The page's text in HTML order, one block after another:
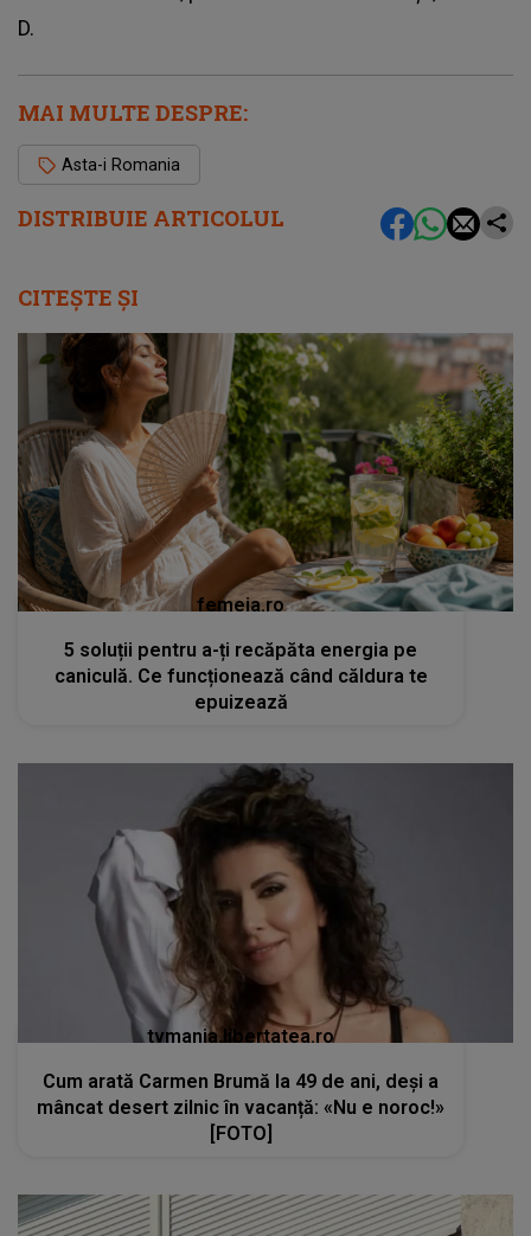
DISTRIBUIE ARTICOLUL
D.
MAI MULTE DESPRE:
Asta-i Romania
CITEȘTE ȘI
femeia.ro
5 soluții pentru a-ți recăpăta energia pe
caniculă. Ce funcționează când căldura te
epuizează
tvmania.libertatea.ro
Cum arată Carmen Brumă la 49 de ani, deși a
mâncat desert zilnic în vacanță: «Nu e noroc!»
[FOTO]